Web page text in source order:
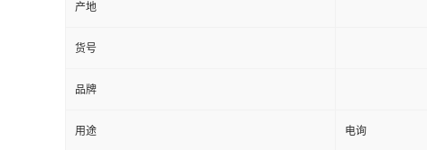
产地
货号
品牌
用途 电询